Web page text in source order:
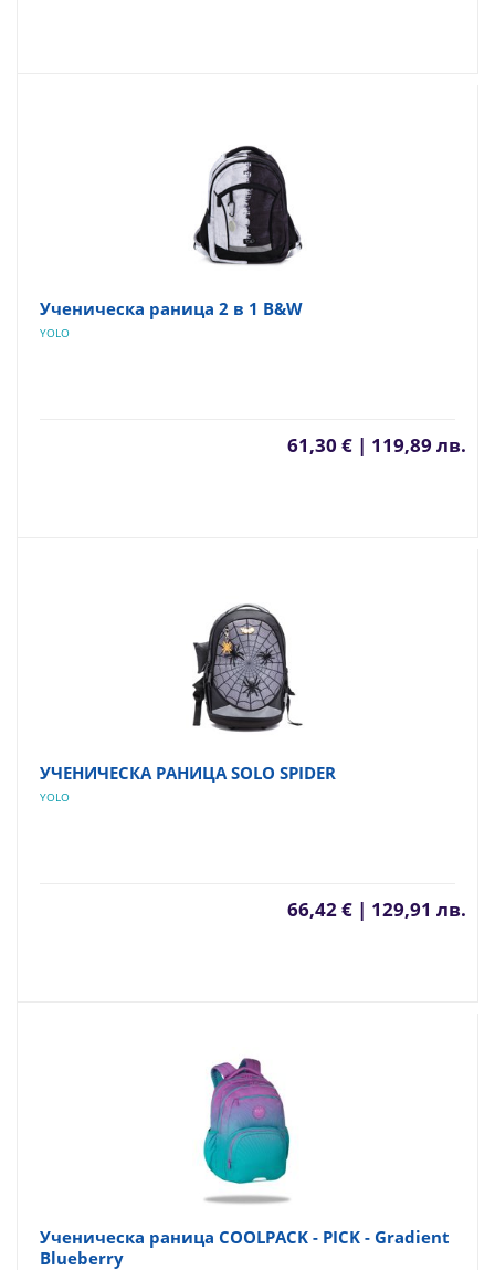
Ученическа раница 2 в 1 B&W
YOLO
61,30 € | 119,89 лв.
УЧЕНИЧЕСКА РАНИЦА SOLO SPIDER
YOLO
66,42 € | 129,91 лв.
Ученическа раница COOLPACK - PICK - Gradient
Blueberry